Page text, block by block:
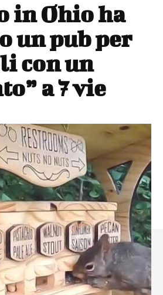
in Ohio ha
un pub per
con un
a 7 vie